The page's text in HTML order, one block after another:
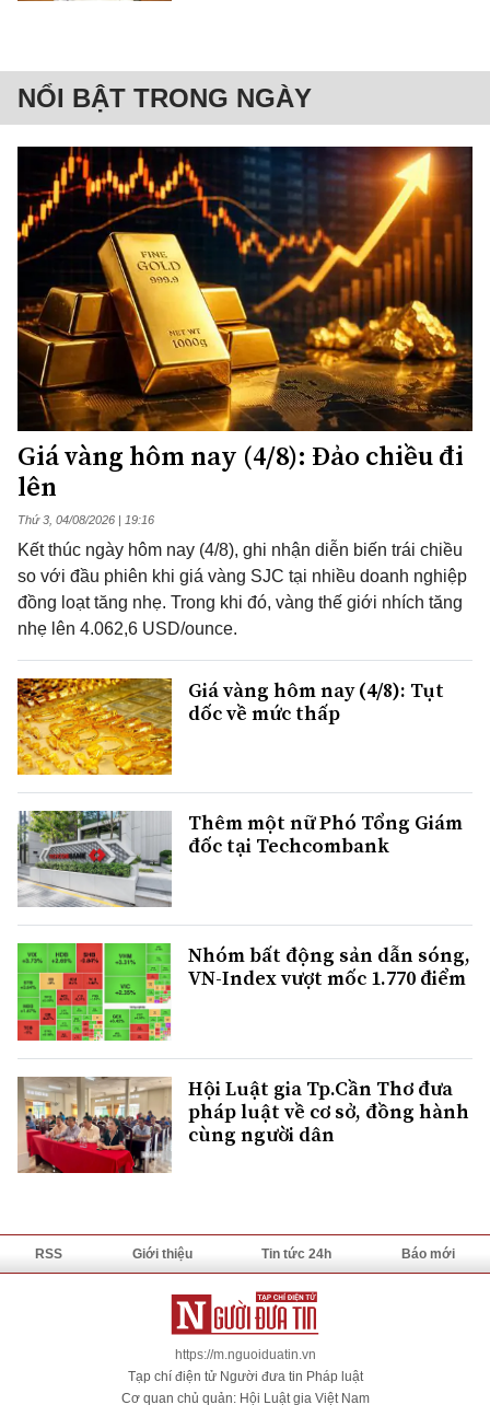
NỔI BẬT TRONG NGÀY
Giá vàng hôm nay (4/8): Đảo chiều đi
lên
Thứ 3, 04/08/2026 | 19:16
Kết thúc ngày hôm nay (4/8), ghi nhận diễn biến trái chiều
so với đầu phiên khi giá vàng SJC tại nhiều doanh nghiệp
đồng loạt tăng nhẹ. Trong khi đó, vàng thế giới nhích tăng
nhẹ lên 4.062,6 USD/ounce.
Giá vàng hôm nay (4/8): Tụt
dốc về mức thấp
Thêm một nữ Phó Tổng Giám
đốc tại Techcombank
Nhóm bất động sản dẫn sóng,
VN-Index vượt mốc 1.770 điểm
Hội Luật gia Tp.Cần Thơ đưa
pháp luật về cơ sở, đồng hành
cùng người dân
RSS Giới thiệu Tin tức 24h Báo mới
https://m.nguoiduatin.vn
Tạp chí điện tử Người đưa tin Pháp luật
Cơ quan chủ quản: Hội Luật gia Việt Nam